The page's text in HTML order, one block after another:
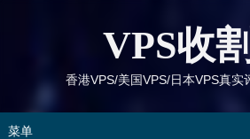
VPS收
香港VPS/美国VPS/日本VPS真实
菜单